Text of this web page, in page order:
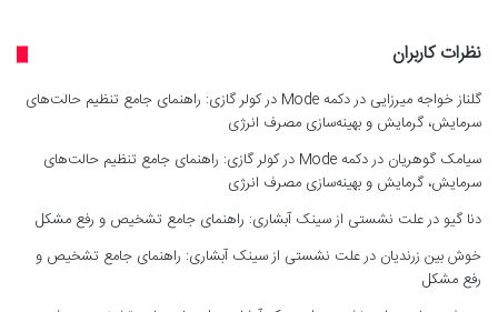
نظرات کاربران
گلناز خواجه میرزایی در
دکمه Mode در کولر گازی: راهنمای جامع تنظیم حالت‌های
سرمایش، گرمایش و بهینه‌سازی مصرف انرژی
سیامک گوهریان در
دکمه Mode در کولر گازی: راهنمای جامع تنظیم حالت‌های
سرمایش، گرمایش و بهینه‌سازی مصرف انرژی
دنا گیو درعلت نشستی از سینک آبشاری: راهنمای جامع تشخیص و رفع مشکل
خوش بین زرندیان درعلت نشستی از سینک آبشاری: راهنمای جامع تشخیص و
رفع مشکل